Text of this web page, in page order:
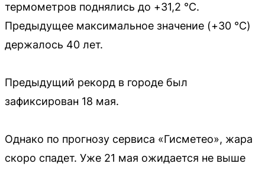
термометров поднялись до +31,2 °C.
Предыдущее максимальное значение (+30 °C)
держалось 40 лет.
Предыдущий рекорд в городе был
зафиксирован 18 мая.
Однако по прогнозу сервиса «Гисметео», жара
скоро спадет. Уже 21 мая ожидается не выше